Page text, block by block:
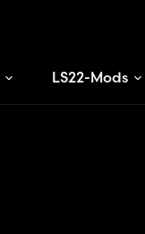
LS22-Mods